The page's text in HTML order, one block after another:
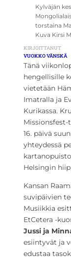
Kylväjän
torstaina
Kuva Kirsi M
KIRJOITTANUT
VUOKKO VÄNSKÄ
Tänä
hengellisille
vietetään
Imatralla ja
Kurikassa.
16. päivä
yhteydessä
Helsingin
Kansan
suvipäivien
Musiikkia
EtCetera -
Jussi ja
esiintyvät ja
edustaa